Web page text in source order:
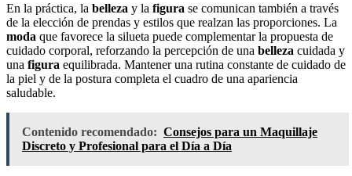
En la práctica, la belleza y la figura se comunican también a través
de la elección de prendas y estilos que realzan las proporciones. La
moda que favorece la silueta puede complementar la propuesta de
cuidado corporal, reforzando la percepción de una belleza cuidada y
una figura equilibrada. Mantener una rutina constante de cuidado de
la piel y de la postura completa el cuadro de una apariencia
saludable.
Contenido recomendado: Consejos para un Maquillaje
Discreto y Profesional para el Día a Día